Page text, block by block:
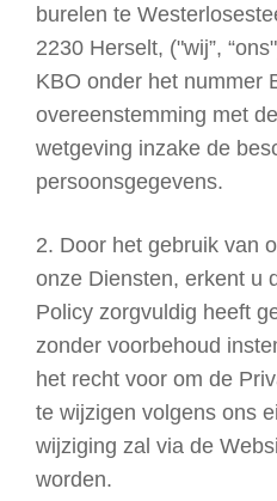
burelen te
2230 Herselt, ("wij”,
KBO onder het nummer
overeenstemming met
wetgeving inzake de
persoonsgegevens.
2. Door het gebruik van
onze Diensten, erkent u
Policy zorgvuldig heeft
zonder voorbehoud
het recht voor om de
te wijzigen volgens ons
wijziging zal via de
worden.